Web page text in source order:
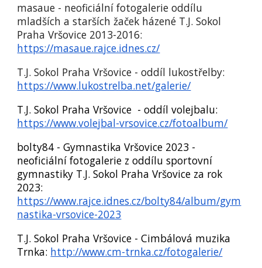
masaue - neoficiální fotogalerie oddílu
mladších a starších žaček házené T.J. Sokol
Praha Vršovice 2013-2016:
https://masaue.rajce.idnes.cz/
T.J. Sokol Praha Vršovice - oddíl lukostřelby:
https://www.lukostrelba.net/galerie/
T.J. Sokol Praha Vršovice - oddíl volejbalu:
https://www.volejbal-vrsovice.cz/fotoalbum/
bolty84 - Gymnastika Vršovice 2023 -
neoficiální fotogalerie z oddílu sportovní
gymnastiky T.J. Sokol Praha Vršovice za rok
2023:
https://www.rajce.idnes.cz/bolty84/album/gym
nastika-vrsovice-2023
T.J. Sokol Praha Vršovice - Cimbálová muzika
Trnka: http://www.cm-trnka.cz/fotogalerie/